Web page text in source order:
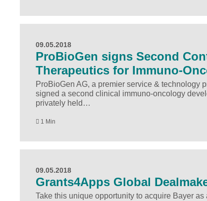
09.05.2018
ProBioGen signs Second
Therapeutics for Immuno-
ProBioGen AG, a premier service & technology
signed a second clinical immuno-oncology
privately held…
1 Min
09.05.2018
Grants4Apps Global
Take this unique opportunity to acquire Bayer as